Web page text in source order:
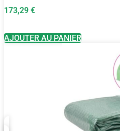
173,29 €
AJOUTER AU PANIER